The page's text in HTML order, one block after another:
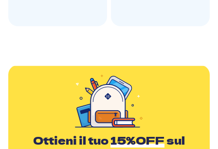
Ottieni il tuo15%OFFsul